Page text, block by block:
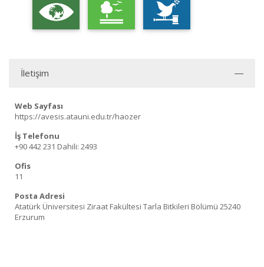
İletişim
Web Sayfası
https://avesis.atauni.edu.tr/haozer
İş Telefonu
+90 442 231 Dahili: 2493
Ofis
11
Posta Adresi
Atatürk Üniversitesi Ziraat Fakültesi Tarla Bitkileri Bölümü 25240
Erzurum